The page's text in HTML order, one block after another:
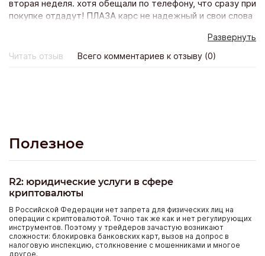
вторая неделя. хотя обещали по телефону, что сразу при
покупке отдадут! ПЛАЗА карс не надежный и свои слова
отношение персоанала к покупателям, как будто
одолжение мне делали. Покупка состоялась, но остался
Развернуть
Читать отзыв
Всего комментариев к отзыву (0)
Полезное
R2: юридические услуги в сфере
криптовалюты
В Российской Федерации нет запрета для физических лиц на
операции с криптовалютой. Точно так же как и нет регулирующих
инструментов. Поэтому у трейдеров зачастую возникают
сложности: блокировка банковских карт, вызов на допрос в
налоговую инспекцию, столкновение с мошенниками и многое
другое.